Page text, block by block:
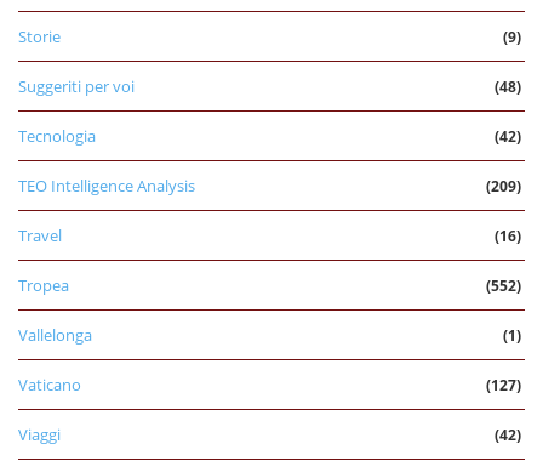
Storie (9)
Suggeriti per voi (48)
Tecnologia (42)
TEO Intelligence Analysis (209)
Travel (16)
Tropea (552)
Vallelonga (1)
Vaticano (127)
Viaggi (42)